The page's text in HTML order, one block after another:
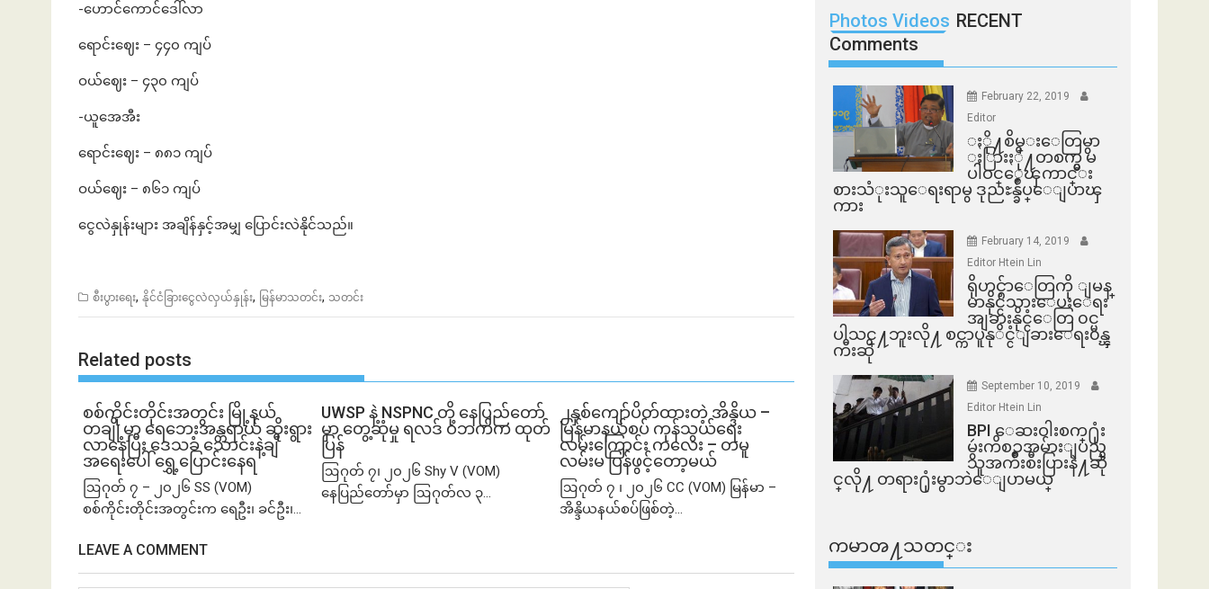
-ဟောင်ကောင်ဒေါ်လာ
ရောင်းဈေး – ၄၄၀ ကျပ်
ဝယ်ဈေး – ၄၃၀ ကျပ်
-ယူအေအီး
ရောင်းဈေး – ၈၈၁ ကျပ်
ဝယ်ဈေး – ၈၆၁ ကျပ်
ငွေလဲနှုန်းများ အချိန်နှင့်အမျှ ပြောင်းလဲနိုင်သည်။
စီးပွားရေး, နိုင်ငံခြားငွေလဲလှယ်နှုန်း, မြန်မာသတင်း, သတင်း
Related posts
စစ်ကိုင်းတိုင်းအတွင်း မြို့နယ်
တချို့မှာ ရေဘေးအန္တရာယ် ဆိုးရွား
လာနေပြီး ဒေသခံ သောင်းနဲ့ချီ
အရေးပေါ် ရွှေ့ပြောင်းနေရ
ဩဂုတ် ၇ – ၂၀၂၆ SS (VOM)
စစ်ကိုင်းတိုင်းအတွင်းက ရေဦး၊ ခင်ဦး၊...
UWSP နဲ့ NSPNC တို့ နေပြည်တော်
မှာ တွေ့ဆုံမှု ရလဒ် ဝဘက်က ထုတ်
ပြန်
ဩဂုတ် ၇၊ ၂၀၂၆ Shy V (VOM)
နေပြည်တော်မှာ ဩဂုတ်လ ၃...
၂နှစ်​ကျော်ပိတ်ထားတဲ့ အိန္ဒိယ –
မြန်မာနယ်စပ် ကုန်သွယ်ရေး
လမ်းကြောင်း ကလေး – တမူ
လမ်းမ ပြန်ဖွင့်တော့မယ်
ဩဂုတ် ၇ ၊ ၂၀၂၆ CC (VOM) မြန်မာ –
အိန္ဒိယနယ်စပ်ဖြစ်တဲ့...
LEAVE A COMMENT
Photos Videos RECENT
Comments
February 22, 2019
Editor
ႏို႔စိမ္းေတြမွာ
ႏြားႏို႔တစက္မွ မ
ပါဝင္ေၾကာင္း
စားသံုးသူေရးရာမွ ဒုညႊန္ခ်ဳပ္ေျပာၾ
ကား
February 14, 2019
Editor Htein Lin
ရိုဟင္ဂ်ာေတြကို ျမန္
မာနိုင္ငံသားေပးေရး
အျခားနိုင္ငံေတြ ၀င္မ
ပါသင္႔ဘူးလို႔ စင္ကာပူနုိင္ငံျခားေရး၀န္ၾ
ကီးဆို
September 10, 2019
Editor Htein Lin
BPI ​ေဆးဝါးစက္​႐ုံး
မွဴးကိစၥအမ်ားျပည္​
သူအက်ိဳးစီးပြားနဲ႔ဆို
င္​လို႔ တရား႐ုံးမွာဘဲေျပာမယ္​
ကမာၻ႔သတင္း